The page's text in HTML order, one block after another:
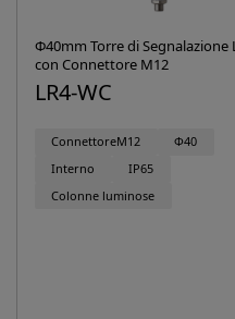
Φ40mm Torre di Segnalazione
con Connettore M12
LR4-WC
ConnettoreM12
Φ40
Interno
IP65
Colonne luminose